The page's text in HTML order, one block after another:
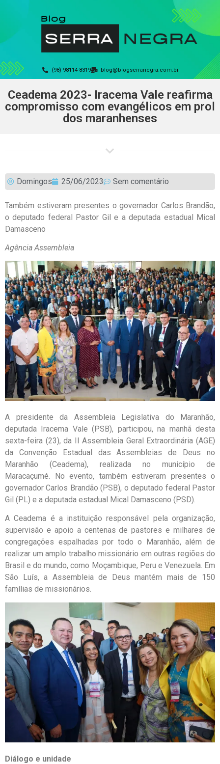
(98) 98114-8319 blog@blogserranegra.com.br
Ceadema 2023- Iracema Vale reafirma
compromisso com evangélicos em prol
dos maranhenses
Domingos 25/06/2023 Sem comentário
Também estiveram presentes o governador Carlos Brandão,
o deputado federal Pastor Gil e a deputada estadual Mical
Damasceno
Agência Assembleia
A presidente da Assembleia Legislativa do Maranhão,
deputada Iracema Vale (PSB), participou, na manhã desta
sexta-feira (23), da II Assembleia Geral Extraordinária (AGE)
da Convenção Estadual das Assembleias de Deus no
Maranhão (Ceadema), realizada no município de
Maracaçumé. No evento, também estiveram presentes o
governador Carlos Brandão (PSB), o deputado federal Pastor
Gil (PL) e a deputada estadual Mical Damasceno (PSD).
A Ceadema é a instituição responsável pela organização,
supervisão e apoio a centenas de pastores e milhares de
congregações espalhadas por todo o Maranhão, além de
realizar um amplo trabalho missionário em outras regiões do
Brasil e do mundo, como Moçambique, Peru e Venezuela. Em
São Luís, a Assembleia de Deus mantém mais de 150
famílias de missionários.
Diálogo e unidade